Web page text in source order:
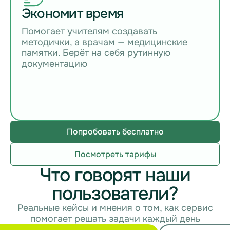
Экономит время
Помогает учителям создавать
методички, а врачам — медицинские
памятки. Берёт на себя рутинную
документацию
Попробовать бесплатно
Посмотреть тарифы
Что говорят наши
пользователи?
Реальные кейсы и мнения о том, как сервис
помогает решать задачи каждый день